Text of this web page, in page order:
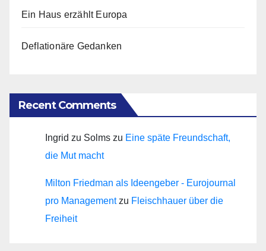
Ein Haus erzählt Europa
Deflationäre Gedanken
Recent Comments
Ingrid zu Solms zu Eine späte Freundschaft,
die Mut macht
Milton Friedman als Ideengeber - Eurojournal
pro Managementzu Fleischhauer über die
Freiheit